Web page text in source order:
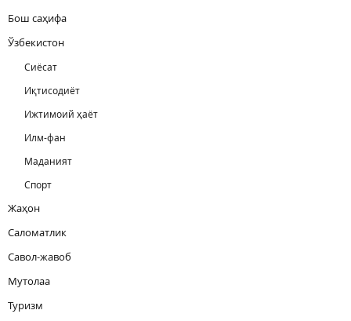
Бош саҳифа
Ўзбекистон
Сиёсат
Иқтисодиёт
Ижтимоий ҳаёт
Илм-фан
Маданият
Спорт
Жаҳон
Саломатлик
Савол-жавоб
Мутолаа
Туризм